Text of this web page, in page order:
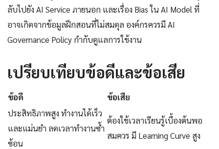
ลับไปยัง AI Service ภายนอก และเรื่อง Bias ใน AI Model ที่
อาจเกิดจากข้อมูลฝึกสอนที่ไม่สมดุล องค์กรควรมี AI
Governance Policy กำกับดูแลการใช้งาน
เปรียบเทียบข้อดีและข้อเสีย
ข้อดี
ข้อเสีย
ประสิทธิภาพสูง ทำงานได้เร็ว
และแม่นยำ ลดเวลาทำงานซ้ำ
ซ้อน
ต้องใช้เวลาเรียนรู้เบื้องต้นพอ
สมควร มี Learning Curve สูง